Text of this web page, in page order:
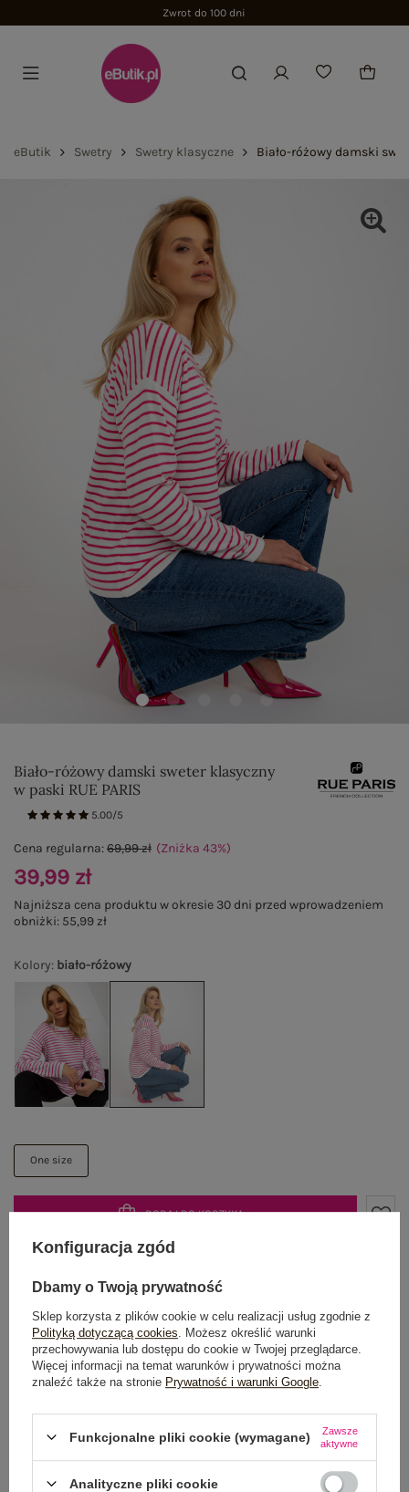
Zwrot do 100 dni
eButik Swetry Swetry klasyczne Biało-różowy damski
Biało-różowy damski sweter klasyczny
w paski RUE PARIS
5.00/5
Kolory: biało-różowy
One size
Cena regularna:69,99 zł (Zniżka 43%)
39,99 zł
Najniższa cena produktu w okresie 30 dni przed wprowadzeniem
obniżki: 55,99 zł
DODAJ DO KOSZYKA
Możesz kupić także poprzez:
Dostawaod 7,99 zł
Do darmowej dostawy brakuje 200,00 zł
Zamów w ciągu02:37:21 sek.,
a wyślemyjeszcze dzisiaj!
Konfiguracja zgód
Dbamy o Twoją prywatność
Sklep korzysta z plików cookie w celu realizacji usług zgodnie z
Polityką dotyczącą cookies . Możesz określić warunki
przechowywania lub dostępu do cookie w Twojej przeglądarce.
Więcej informacji na temat warunków i prywatności można
znaleźć także na stronie Prywatność i warunki Google
Funkcjonalne pliki cookie (wymagane)
Zawsze
aktywne
Analityczne pliki cookie